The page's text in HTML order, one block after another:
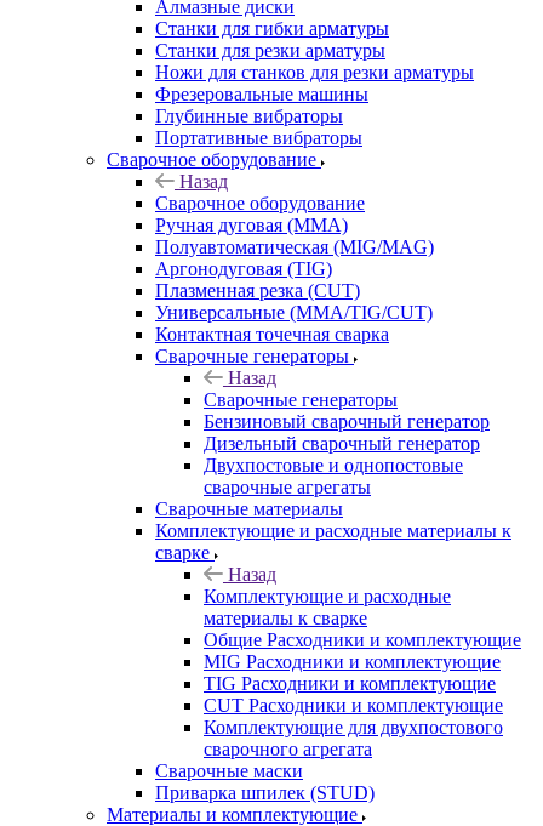
Алмазные диски
Станки для гибки арматуры
Станки для резки арматуры
Ножи для станков для резки арматуры
Фрезеровальные машины
Глубинные вибраторы
Портативные вибраторы
Сварочное оборудование
Назад
Сварочное оборудование
Ручная дуговая (MMA)
Полуавтоматическая (MIG/MAG)
Аргонодуговая (TIG)
Плазменная резка (CUT)
Универсальные (MMA/TIG/CUT)
Контактная точечная сварка
Сварочные генераторы
Назад
Сварочные генераторы
Бензиновый сварочный генератор
Дизельный сварочный генератор
Двухпостовые и однопостовые
сварочные агрегаты
Сварочные материалы
Комплектующие и расходные материалы к
сварке
Назад
Комплектующие и расходные
материалы к сварке
Общие Расходники и комплектующие
MIG Расходники и комплектующие
TIG Расходники и комплектующие
CUT Расходники и комплектующие
Комплектующие для двухпостового
сварочного агрегата
Сварочные маски
Приварка шпилек (STUD)
Материалы и комплектующие